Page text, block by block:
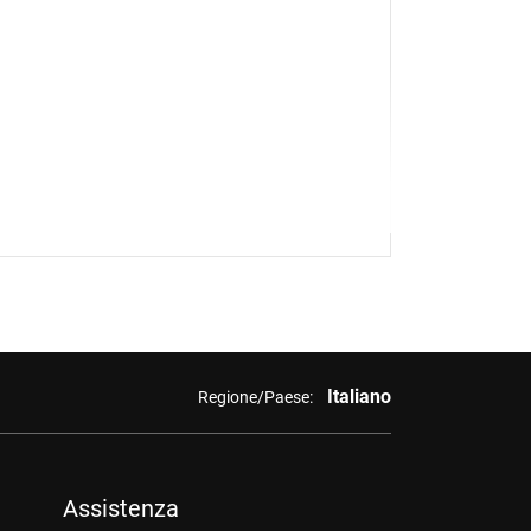
Regione/Paese: Italiano
Assistenza